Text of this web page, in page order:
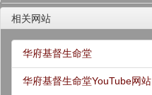
相关网站
华府基督生命堂
华府基督生命堂YouTube网站